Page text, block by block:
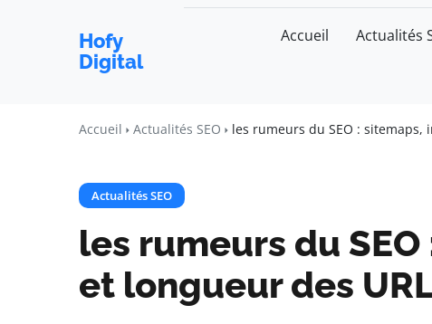
Hofy
Digital
Accueil Actualités
Accueil Actualités SEO les rumeurs du SEO : sitemaps,
Actualités SEO
les rumeurs du
et longueur des